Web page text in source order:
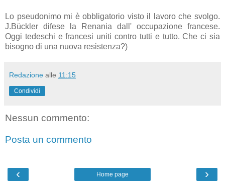
Lo pseudonimo mi è obbligatorio visto il lavoro che svolgo.
J.Bückler difese la Renania dall' occupazione francese.
Oggi tedeschi e francesi uniti contro tutti e tutto. Che ci sia
bisogno di una nuova resistenza?)
Redazione alle 11:15
Condividi
Nessun commento:
Posta un commento
‹ ›
Home page